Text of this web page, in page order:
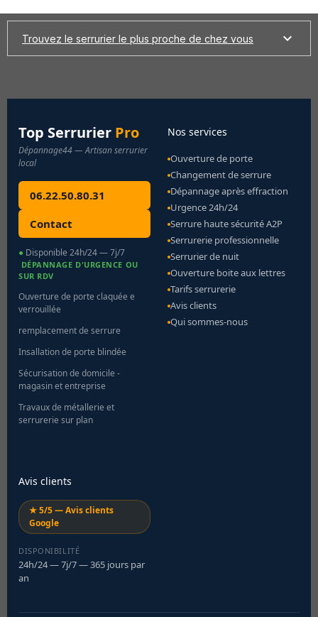
Trouvez le serrurier le plus proche de chez vous
Top Serrurier Pro
Dépannage44 — Artisan serrurier
local
06.22.50.80.31
Contact
● Disponible 24h/24 — 7j/7
DÉPANNAGE D'URGENCE OU
SUR RDV
Ouverture de porte claquée e
verrouillée
remplacement de serrure
Insallation de porte blindée
Sécurisation de domicile -
magasin et entreprise
Travaux de métallerie et
serrurerie sur plan
Nos services
Ouverture de porte
Changement de serrure
Dépannage après effraction
Urgence 24h/24
Serrure haute sécurité A2P
Serrurerie professionnelle
Serrurier de nuit
Ouverture boite aux lettres
Tarifs serrurerie
Avis clients
Qui sommes-nous
Avis clients
★ 5/5 — Avis clients
Google
DISPONIBILITÉ
24h/24 — 7j/7 — 365 jours par
an